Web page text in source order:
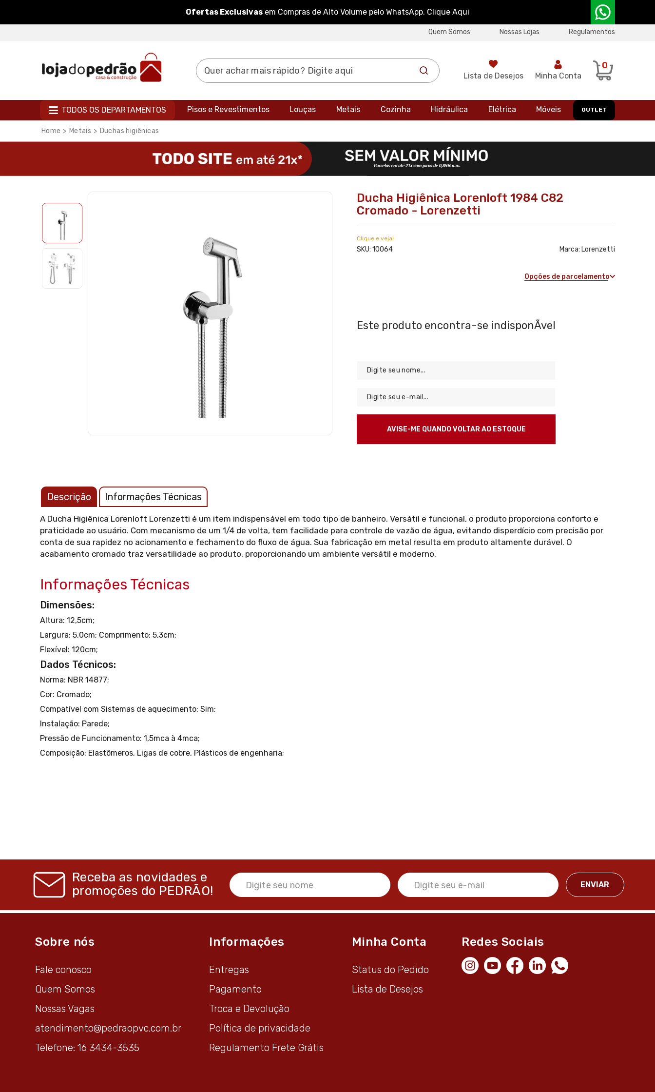
Ofertas Exclusivas em Compras de Alto Volume pelo WhatsApp. Clique Aqui
Quem Somos Nossas Lojas Regulamentos
Lista de Desejos Minha Conta
0
TODOS OS DEPARTAMENTOS OUTLET
Pisos e Revestimentos Louças Metais Cozinha Hidráulica Elétrica Móveis
Metais Duchas higiênicas
Ducha Higiênica Lorenloft 1984 C82
Cromado - Lorenzetti
Clique e veja!
SKU: 10064 Marca: Lorenzetti
Opções de parcelamento
Descrição Informações Técnicas
A Ducha Higiênica Lorenloft Lorenzetti é um item indispensável em todo tipo de banheiro. Versátil e funcional, o produto proporciona conforto e
praticidade ao usuário. Com mecanismo de um 1/4 de volta, tem facilidade para controle de vazão de água, evitando disperdício com precisão por
conta de sua rapidez no acionamento e fechamento do fluxo de água. Sua fabricação em metal resulta em produto altamente durável. O
acabamento cromado traz versatilidade ao produto, proporcionando um ambiente versátil e moderno.
Informações Técnicas
Dimensões:
Altura: 12,5cm;
Largura: 5,0cm; Comprimento: 5,3cm;
Flexível: 120cm;
Dados Técnicos:
Norma: NBR 14877;
Cor: Cromado;
Compatível com Sistemas de aquecimento: Sim;
Instalação: Parede;
Pressão de Funcionamento: 1,5mca à 4mca;
Composição: Elastômeros, Ligas de cobre, Plásticos de engenharia;
Receba as novidades e
promoções do PEDRÃO!
Sobre nós
Fale conosco
Quem Somos
Nossas Vagas
atendimento@pedraopvc.com.br
Telefone: 16 3434-3535
Informações
Entregas
Pagamento
Troca e Devolução
Política de privacidade
Regulamento Frete Grátis
Minha Conta
Status do Pedido
Lista de Desejos
Redes Sociais